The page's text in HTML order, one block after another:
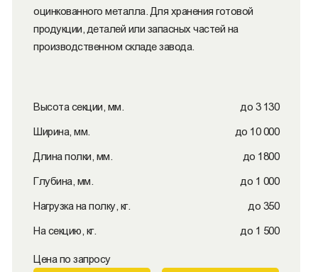
оцинкованного металла. Для хранения готовой
продукции, деталей или запасных частей на
производственном складе завода.
Высота секции, мм. до 3 130
Ширина, мм. до 10 000
Длина полки, мм. до 1800
Глубина, мм. до 1 000
Нагрузка на полку, кг. до 350
На секцию, кг. до 1 500
Цена по запросу